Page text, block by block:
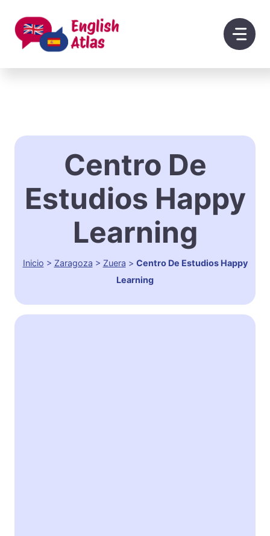
contenido
Centro De
Estudios Happy
Learning
Inicio > Zaragoza > Zuera > Centro De Estudios Happy
Learning